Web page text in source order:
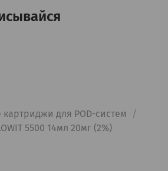
для POD-систем
5500 14мл 20мг (2%)